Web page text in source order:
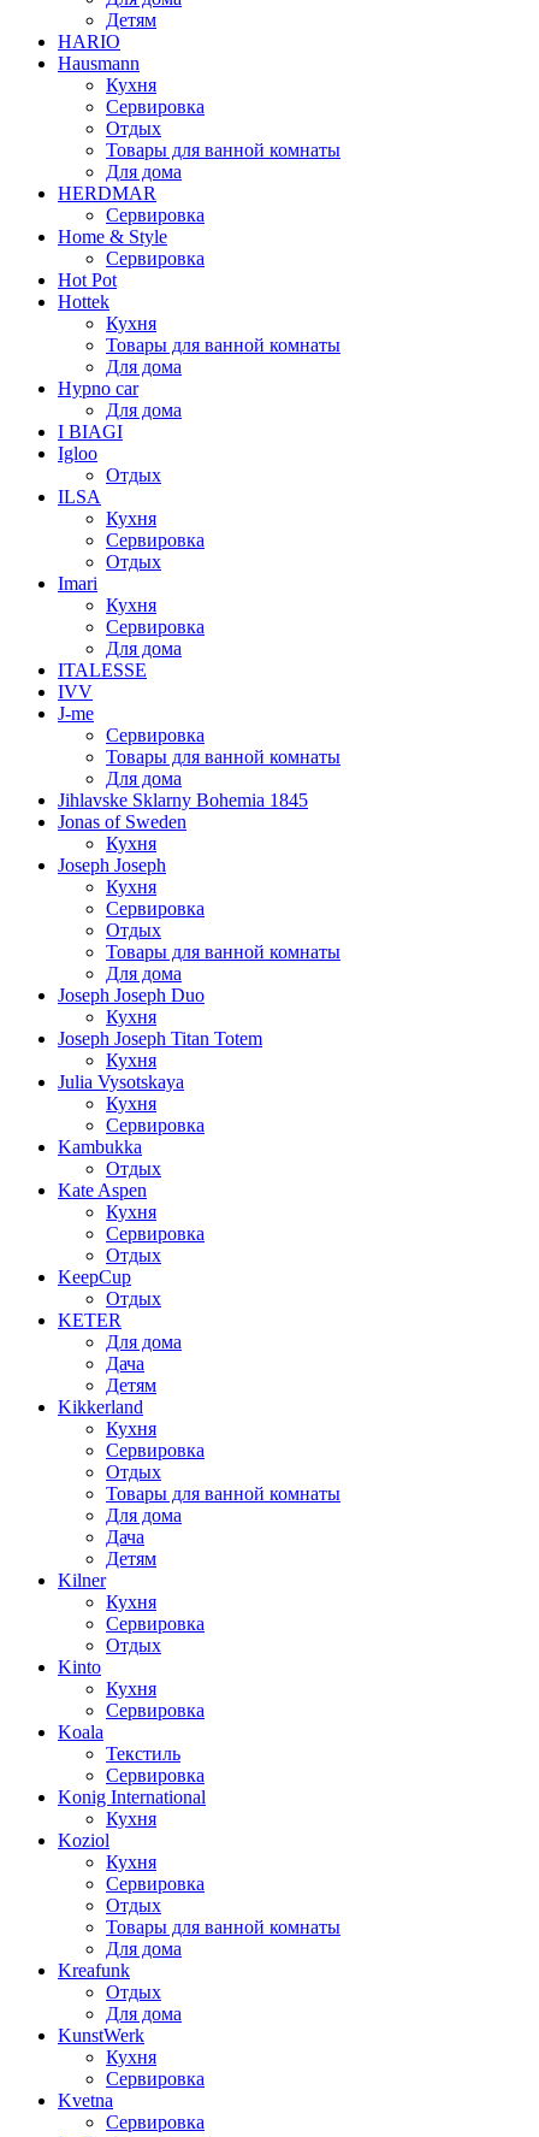
Детям
HARIO
Hausmann
Кухня
Сервировка
Отдых
Товары для ванной комнаты
Для дома
HERDMAR
Сервировка
Home & Style
Сервировка
Hot Pot
Hottek
Кухня
Товары для ванной комнаты
Для дома
Hypno car
Для дома
I BIAGI
Igloo
Отдых
ILSA
Кухня
Сервировка
Отдых
Imari
Кухня
Сервировка
Для дома
ITALESSE
IVV
J-me
Сервировка
Товары для ванной комнаты
Для дома
Jihlavske Sklarny Bohemia 1845
Jonas of Sweden
Кухня
Joseph Joseph
Кухня
Сервировка
Отдых
Товары для ванной комнаты
Для дома
Joseph Joseph Duo
Кухня
Joseph Joseph Titan Totem
Кухня
Julia Vysotskaya
Кухня
Сервировка
Kambukka
Отдых
Kate Aspen
Кухня
Сервировка
Отдых
KeepCup
Отдых
KETER
Для дома
Дача
Детям
Kikkerland
Кухня
Сервировка
Отдых
Товары для ванной комнаты
Для дома
Дача
Детям
Kilner
Кухня
Сервировка
Отдых
Kinto
Кухня
Сервировка
Koala
Текстиль
Сервировка
Konig International
Кухня
Koziol
Кухня
Сервировка
Отдых
Товары для ванной комнаты
Для дома
Kreafunk
Отдых
Для дома
KunstWerk
Кухня
Сервировка
Kvetna
Сервировка